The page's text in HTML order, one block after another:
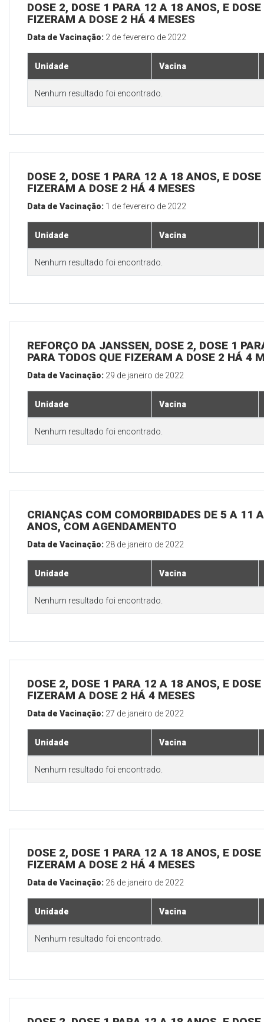
DOSE 2, DOSE 1 PARA 12 A 18 ANOS, E
FIZERAM A DOSE 2 HÁ 4 MESES
Data de Vacinação: 2 de fevereiro de 2022
Unidade Vacina
Nenhum resultado foi encontrado.
DOSE 2, DOSE 1 PARA 12 A 18 ANOS, E
FIZERAM A DOSE 2 HÁ 4 MESES
Data de Vacinação: 1 de fevereiro de 2022
Unidade Vacina
Nenhum resultado foi encontrado.
REFORÇO DA JANSSEN, DOSE 2, DOSE 1
PARA TODOS QUE FIZERAM A DOSE 2 HÁ 4
Data de Vacinação: 29 de janeiro de 2022
Unidade Vacina
Nenhum resultado foi encontrado.
CRIANÇAS COM COMORBIDADES DE 5 A 11
ANOS, COM AGENDAMENTO
Data de Vacinação: 28 de janeiro de 2022
Unidade Vacina
Nenhum resultado foi encontrado.
DOSE 2, DOSE 1 PARA 12 A 18 ANOS, E
FIZERAM A DOSE 2 HÁ 4 MESES
Data de Vacinação: 27 de janeiro de 2022
Unidade Vacina
Nenhum resultado foi encontrado.
DOSE 2, DOSE 1 PARA 12 A 18 ANOS, E
FIZERAM A DOSE 2 HÁ 4 MESES
Data de Vacinação: 26 de janeiro de 2022
Unidade Vacina
Nenhum resultado foi encontrado.